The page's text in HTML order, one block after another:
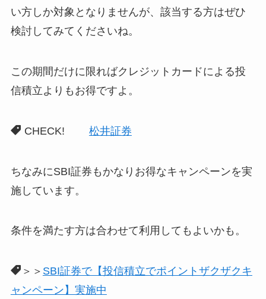
い方しか対象となりませんが、該当する方はぜひ
検討してみてくださいね。
この期間だけに限ればクレジットカードによる投
信積立よりもお得ですよ。
CHECK! 松井証券
ちなみにSBI証券もかなりお得なキャンペーンを実
施しています。
条件を満たす方は合わせて利用してもよいかも。
＞＞ SBI証券で【投信積立でポイントザクザクキ
ャンペーン】実施中